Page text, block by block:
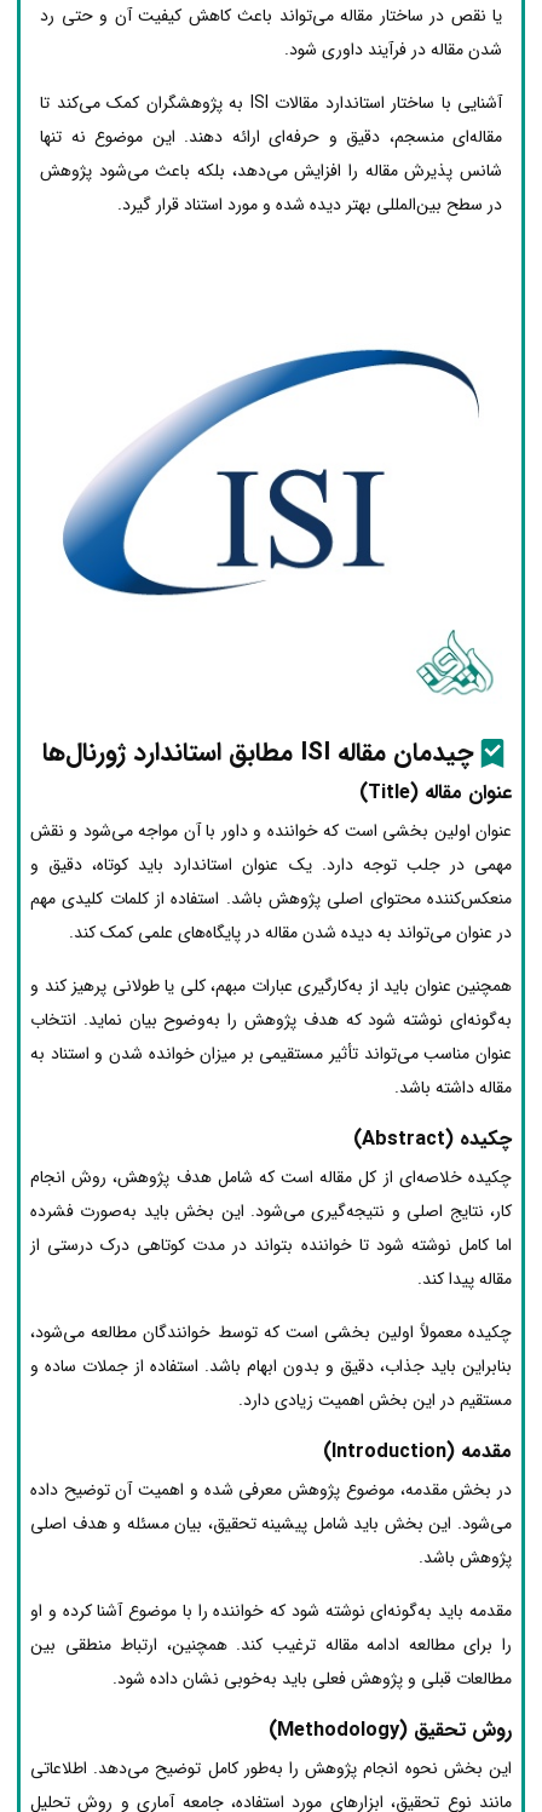
یا نقص در ساختار مقاله می‌تواند باعث کاهش کیفیت آن و حتی رد
شدن مقاله در فرآیند داوری شود.
آشنایی با ساختار استاندارد مقالات ISI به پژوهشگران کمک می‌کند تا
مقاله‌ای منسجم، دقیق و حرفه‌ای ارائه دهند. این موضوع نه تنها
شانس پذیرش مقاله را افزایش می‌دهد، بلکه باعث می‌شود پژوهش
در سطح بین‌المللی بهتر دیده شده و مورد استناد قرار گیرد.
چیدمان مقاله ISI مطابق استاندارد ژورنال‌ها
عنوان مقاله (Title)
عنوان اولین بخشی است که خواننده و داور با آن مواجه می‌شود و نقش
مهمی در جلب توجه دارد. یک عنوان استاندارد باید کوتاه، دقیق و
منعکس‌کننده محتوای اصلی پژوهش باشد. استفاده از کلمات کلیدی مهم
در عنوان می‌تواند به دیده شدن مقاله در پایگاه‌های علمی کمک کند.
همچنین عنوان باید از به‌کارگیری عبارات مبهم، کلی یا طولانی پرهیز کند و
به‌گونه‌ای نوشته شود که هدف پژوهش را به‌وضوح بیان نماید. انتخاب
عنوان مناسب می‌تواند تأثیر مستقیمی بر میزان خوانده شدن و استناد به
مقاله داشته باشد.
چکیده (Abstract)
چکیده خلاصه‌ای از کل مقاله است که شامل هدف پژوهش، روش انجام
کار، نتایج اصلی و نتیجه‌گیری می‌شود. این بخش باید به‌صورت فشرده
اما کامل نوشته شود تا خواننده بتواند در مدت کوتاهی درک درستی از
مقاله پیدا کند.
چکیده معمولاً اولین بخشی است که توسط خوانندگان مطالعه می‌شود،
بنابراین باید جذاب، دقیق و بدون ابهام باشد. استفاده از جملات ساده و
مستقیم در این بخش اهمیت زیادی دارد.
مقدمه (Introduction)
در بخش مقدمه، موضوع پژوهش معرفی شده و اهمیت آن توضیح داده
می‌شود. این بخش باید شامل پیشینه تحقیق، بیان مسئله و هدف اصلی
پژوهش باشد.
مقدمه باید به‌گونه‌ای نوشته شود که خواننده را با موضوع آشنا کرده و او
را برای مطالعه ادامه مقاله ترغیب کند. همچنین، ارتباط منطقی بین
مطالعات قبلی و پژوهش فعلی باید به‌خوبی نشان داده شود.
روش تحقیق (Methodology)
این بخش نحوه انجام پژوهش را به‌طور کامل توضیح می‌دهد. اطلاعاتی
مانند نوع تحقیق، ابزارهای مورد استفاده، جامعه آماری و روش تحلیل